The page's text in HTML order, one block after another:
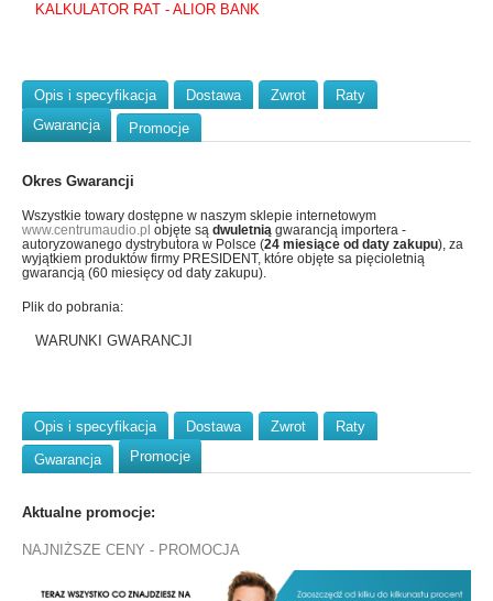
KALKULATOR RAT - ALIOR BANK
Opis i specyfikacja Dostawa Zwrot
Raty
Gwarancja
Promocje
Okres Gwarancji
Wszystkie towary dostępne w naszym sklepie internetowym
www.centrumaudio.pl objęte są dwuletnią gwarancją importera -
autoryzowanego dystrybutora w Polsce (24 miesiące od daty zakupu), za
wyjątkiem produktów firmy PRESIDENT, które objęte sa pięcioletnią
gwarancją (60 miesięcy od daty zakupu).
Plik do pobrania:
WARUNKI GWARANCJI
Opis i specyfikacja Dostawa Zwrot
Raty
Gwarancja
Promocje
Aktualne promocje:
NAJNIŻSZE CENY - PROMOCJA